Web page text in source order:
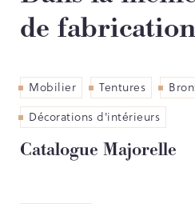
NOS EXPOSITIONS
BASES DE
ANNIVERSAIRE DE
GÉNÉRAL
Contact
de fabrication
Mobilier Tentures
Décorations d'intérieurs
Catalogue Majorelle